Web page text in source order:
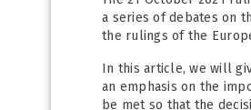
a series of debates on
the rulings of the
In this article, we will
an emphasis on the
be met so that the